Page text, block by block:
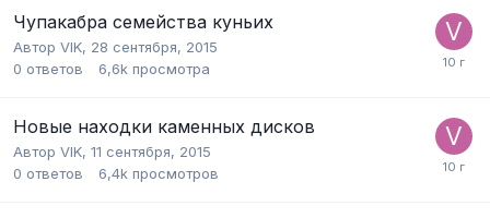
Чупакабра семейства куньих
Автор VIK, 28 сентября, 2015
0 ответов 6,6k просмотра
Новые находки каменных дисков
Автор VIK, 11 сентября, 2015
0 ответов 6,4k просмотров